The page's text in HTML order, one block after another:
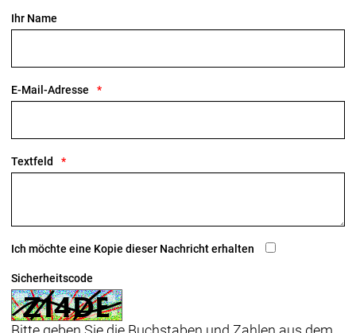
Bontrager Aeolus Elite 35, OCLV Carbon, Tubeless
Ihr Name
E-Mail-Adresse
Textfeld
Ich möchte eine Kopie dieser Nachricht erhalten
Sicherheitscode